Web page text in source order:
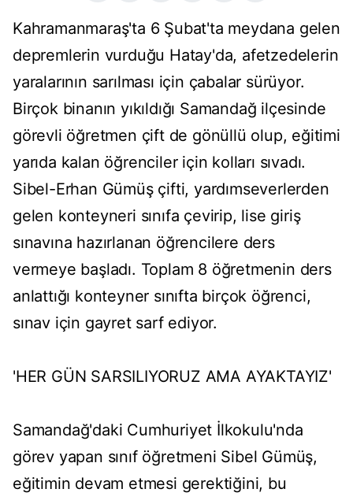
Kahramanmaraş'ta 6 Şubat'ta meydana gelen
depremlerin vurduğu Hatay'da, afetzedelerin
yaralarının sarılması için çabalar sürüyor.
Birçok binanın yıkıldığı Samandağ ilçesinde
görevli öğretmen çift de gönüllü olup, eğitimi
yarıda kalan öğrenciler için kolları sıvadı.
Sibel-Erhan Gümüş çifti, yardımseverlerden
gelen konteyneri sınıfa çevirip, lise giriş
sınavına hazırlanan öğrencilere ders
vermeye başladı. Toplam 8 öğretmenin ders
anlattığı konteyner sınıfta birçok öğrenci,
sınav için gayret sarf ediyor.
'HER GÜN SARSILIYORUZ AMA AYAKTAYIZ'
Samandağ'daki Cumhuriyet İlkokulu'nda
görev yapan sınıf öğretmeni Sibel Gümüş,
eğitimin devam etmesi gerektiğini, bu